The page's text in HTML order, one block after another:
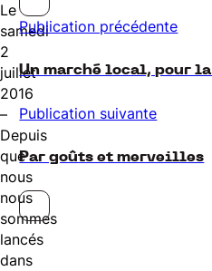
Le
samedi
2
juillet
2016
–
Depuis
que
nous
nous
sommes
lancés
dans
Publication précédente
Un marché local, pour
Publication suivante
Par goûts et merveilles